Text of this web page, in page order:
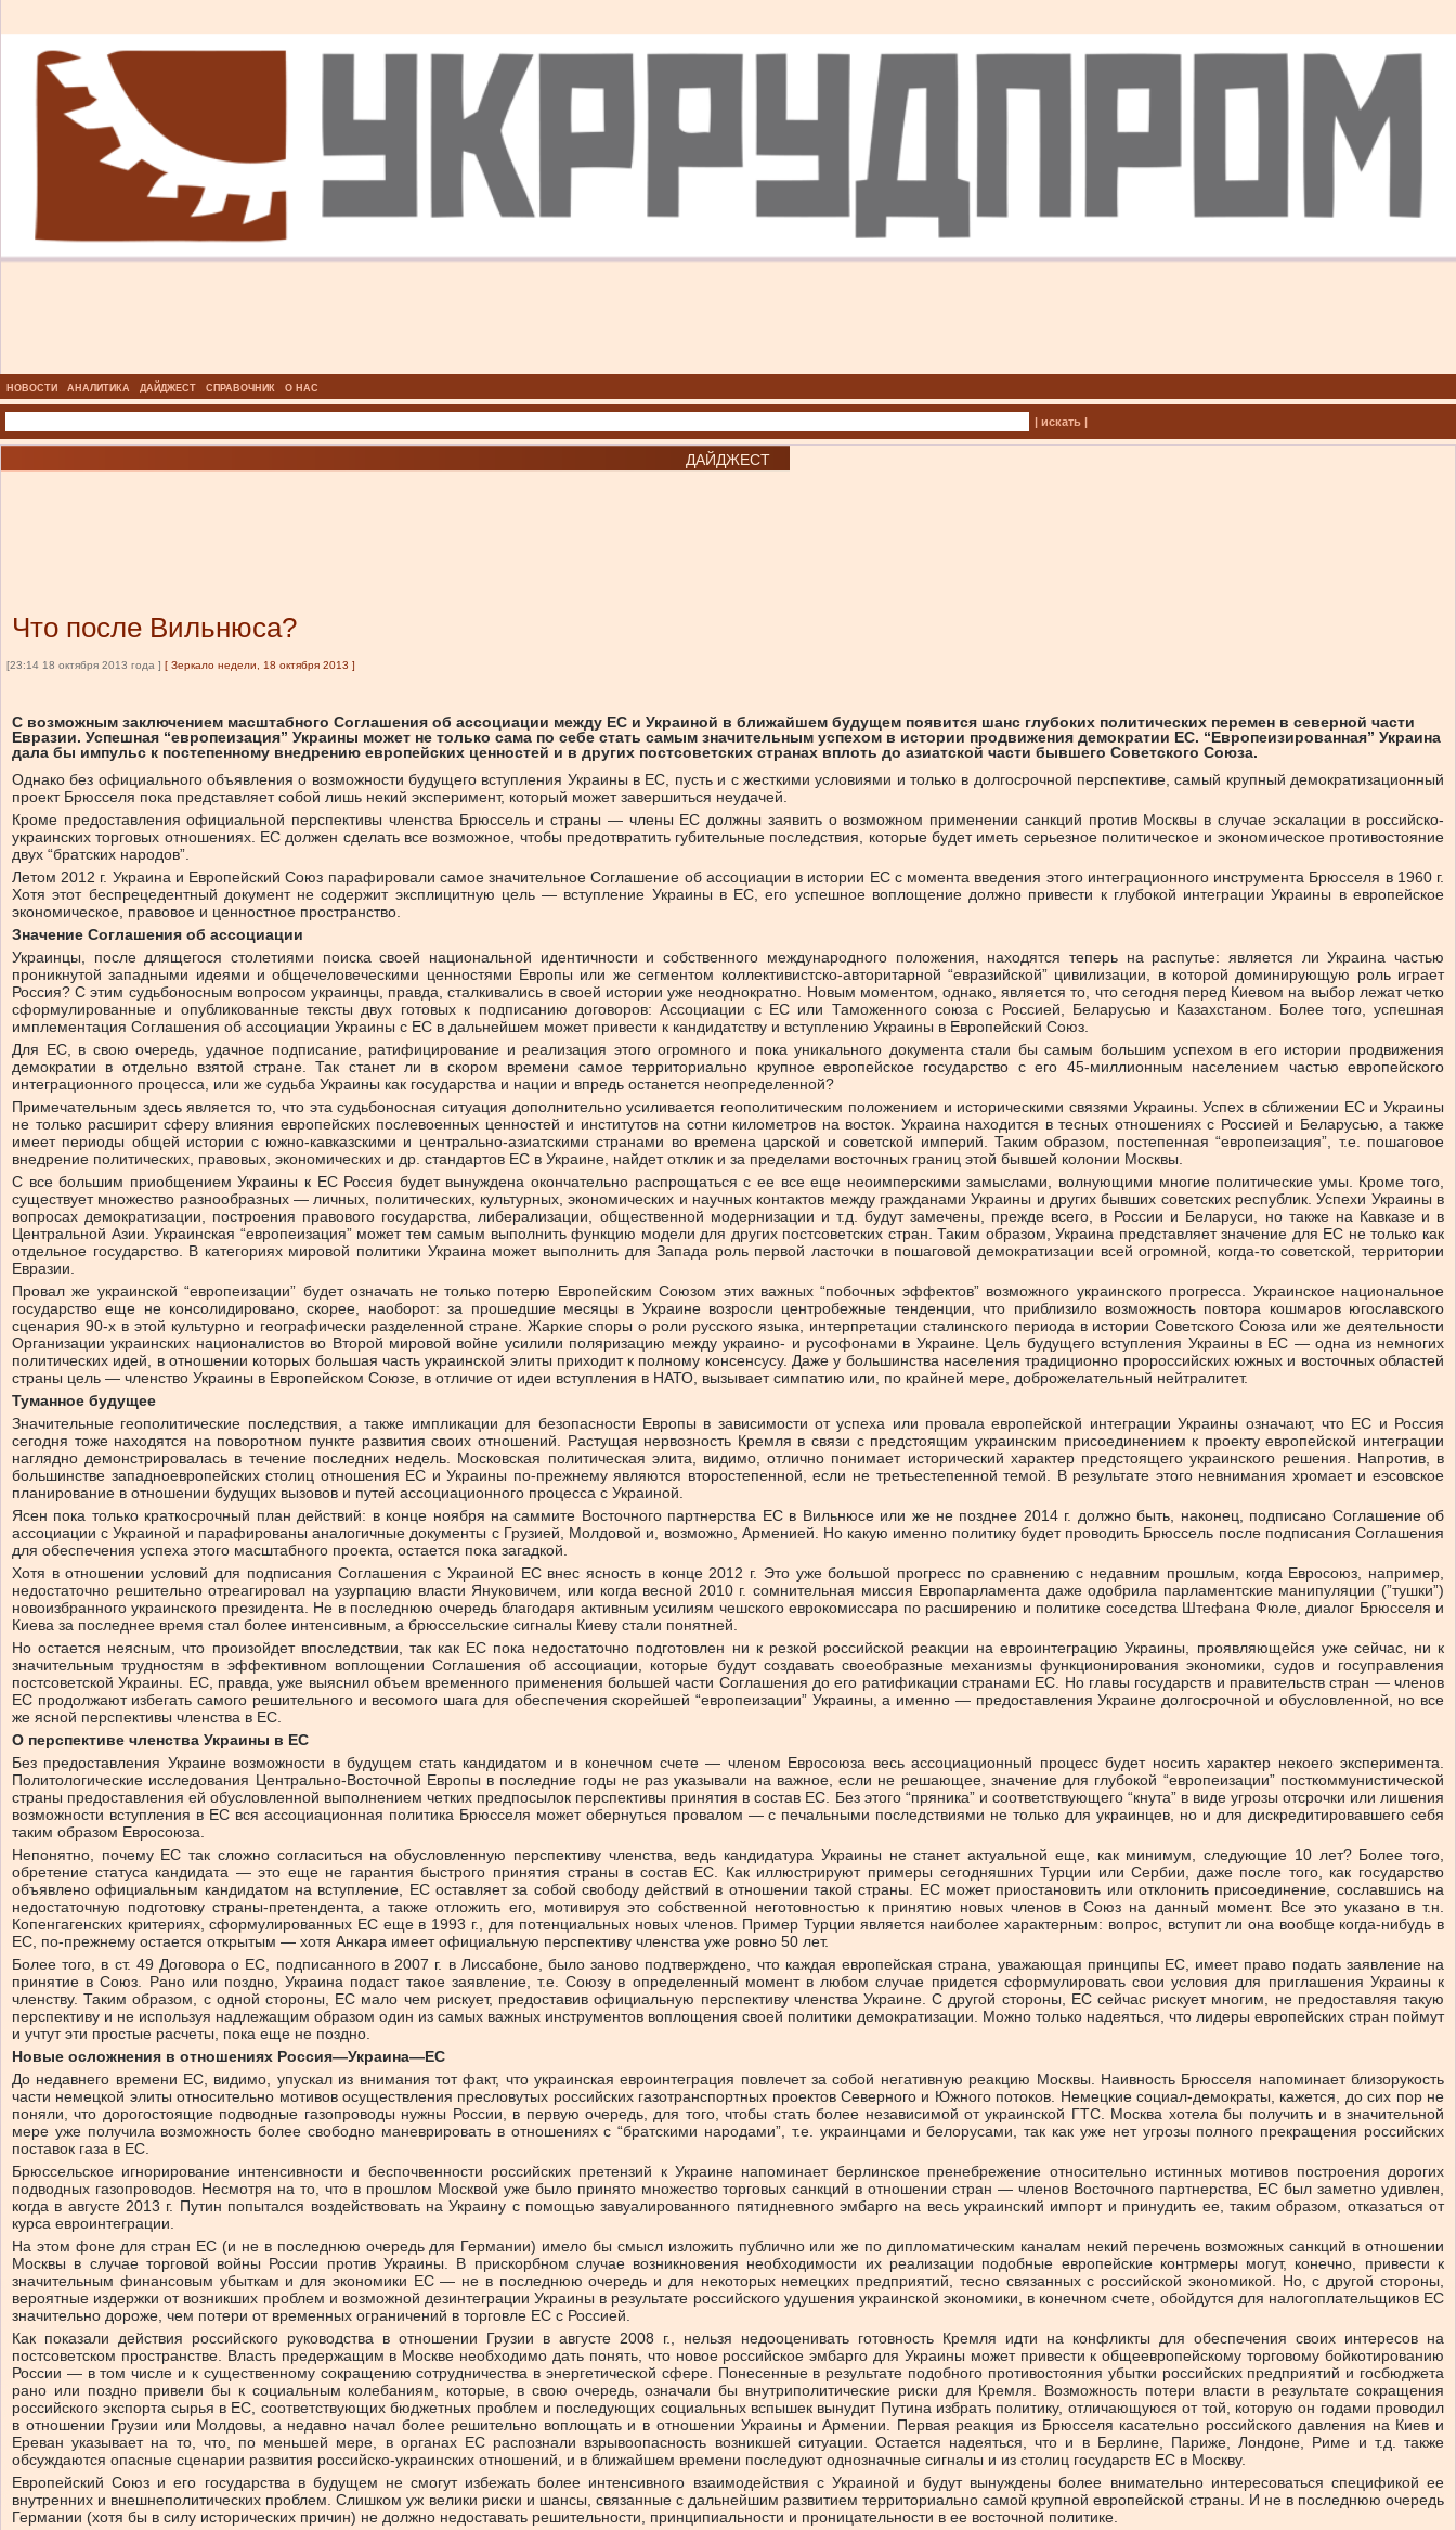
НОВОСТИ АНАЛИТИКА ДАЙДЖЕСТ СПРАВОЧНИК О НАС
| искать |
ДАЙДЖЕСТ
Что после Вильнюса?
[23:14 18 октября 2013 года ] [ Зеркало недели, 18 октября 2013 ]
С возможным заключением масштабного Соглашения об ассоциации между ЕС и Украиной в ближайшем будущем появится шанс глубоких политических перемен в северной части
Евразии. Успешная “европеизация” Украины может не только сама по себе стать самым значительным успехом в истории продвижения демократии ЕС. “Европеизированная” Украина
дала бы импульс к постепенному внедрению европейских ценностей и в других постсоветских странах вплоть до азиатской части бывшего Советского Союза.
Однако без официального объявления о возможности будущего вступления Украины в ЕС, пусть и с жесткими условиями и только в долгосрочной перспективе, самый крупный демократизационный
проект Брюсселя пока представляет собой лишь некий эксперимент, который может завершиться неудачей.
Кроме предоставления официальной перспективы членства Брюссель и страны — члены ЕС должны заявить о возможном применении санкций против Москвы в случае эскалации в российско-
украинских торговых отношениях. ЕС должен сделать все возможное, чтобы предотвратить губительные последствия, которые будет иметь серьезное политическое и экономическое противостояние
двух “братских народов”.
Летом 2012 г. Украина и Европейский Союз парафировали самое значительное Соглашение об ассоциации в истории ЕС с момента введения этого интеграционного инструмента Брюсселя в 1960 г.
Хотя этот беспрецедентный документ не содержит эксплицитную цель — вступление Украины в ЕС, его успешное воплощение должно привести к глубокой интеграции Украины в европейское
экономическое, правовое и ценностное пространство.
Значение Соглашения об ассоциации
Украинцы, после длящегося столетиями поиска своей национальной идентичности и собственного международного положения, находятся теперь на распутье: является ли Украина частью
проникнутой западными идеями и общечеловеческими ценностями Европы или же сегментом коллективистско-авторитарной “евразийской” цивилизации, в которой доминирующую роль играет
Россия? С этим судьбоносным вопросом украинцы, правда, сталкивались в своей истории уже неоднократно. Новым моментом, однако, является то, что сегодня перед Киевом на выбор лежат четко
сформулированные и опубликованные тексты двух готовых к подписанию договоров: Ассоциации с ЕС или Таможенного союза с Россией, Беларусью и Казахстаном. Более того, успешная
имплементация Соглашения об ассоциации Украины с ЕС в дальнейшем может привести к кандидатству и вступлению Украины в Европейский Союз.
Для ЕС, в свою очередь, удачное подписание, ратифицирование и реализация этого огромного и пока уникального документа стали бы самым большим успехом в его истории продвижения
демократии в отдельно взятой стране. Так станет ли в скором времени самое территориально крупное европейское государство с его 45-миллионным населением частью европейского
интеграционного процесса, или же судьба Украины как государства и нации и впредь останется неопределенной?
Примечательным здесь является то, что эта судьбоносная ситуация дополнительно усиливается геополитическим положением и историческими связями Украины. Успех в сближении ЕС и Украины
не только расширит сферу влияния европейских послевоенных ценностей и институтов на сотни километров на восток. Украина находится в тесных отношениях с Россией и Беларусью, а также
имеет периоды общей истории с южно-кавказскими и центрально-азиатскими странами во времена царской и советской империй. Таким образом, постепенная “европеизация”, т.е. пошаговое
внедрение политических, правовых, экономических и др. стандартов ЕС в Украине, найдет отклик и за пределами восточных границ этой бывшей колонии Москвы.
С все большим приобщением Украины к ЕС Россия будет вынуждена окончательно распрощаться с ее все еще неоимперскими замыслами, волнующими многие политические умы. Кроме того,
существует множество разнообразных — личных, политических, культурных, экономических и научных контактов между гражданами Украины и других бывших советских республик. Успехи Украины в
вопросах демократизации, построения правового государства, либерализации, общественной модернизации и т.д. будут замечены, прежде всего, в России и Беларуси, но также на Кавказе и в
Центральной Азии. Украинская “европеизация” может тем самым выполнить функцию модели для других постсоветских стран. Таким образом, Украина представляет значение для ЕС не только как
отдельное государство. В категориях мировой политики Украина может выполнить для Запада роль первой ласточки в пошаговой демократизации всей огромной, когда-то советской, территории
Евразии.
Провал же украинской “европеизации” будет означать не только потерю Европейским Союзом этих важных “побочных эффектов” возможного украинского прогресса. Украинское национальное
государство еще не консолидировано, скорее, наоборот: за прошедшие месяцы в Украине возросли центробежные тенденции, что приблизило возможность повтора кошмаров югославского
сценария 90-х в этой культурно и географически разделенной стране. Жаркие споры о роли русского языка, интерпретации сталинского периода в истории Советского Союза или же деятельности
Организации украинских националистов во Второй мировой войне усилили поляризацию между украино- и русофонами в Украине. Цель будущего вступления Украины в ЕС — одна из немногих
политических идей, в отношении которых большая часть украинской элиты приходит к полному консенсусу. Даже у большинства населения традиционно пророссийских южных и восточных областей
страны цель — членство Украины в Европейском Союзе, в отличие от идеи вступления в НАТО, вызывает симпатию или, по крайней мере, доброжелательный нейтралитет.
Туманное будущее
Значительные геополитические последствия, а также импликации для безопасности Европы в зависимости от успеха или провала европейской интеграции Украины означают, что ЕС и Россия
сегодня тоже находятся на поворотном пункте развития своих отношений. Растущая нервозность Кремля в связи с предстоящим украинским присоединением к проекту европейской интеграции
наглядно демонстрировалась в течение последних недель. Московская политическая элита, видимо, отлично понимает исторический характер предстоящего украинского решения. Напротив, в
большинстве западноевропейских столиц отношения ЕС и Украины по-прежнему являются второстепенной, если не третьестепенной темой. В результате этого невнимания хромает и еэсовское
планирование в отношении будущих вызовов и путей ассоциационного процесса с Украиной.
Ясен пока только краткосрочный план действий: в конце ноября на саммите Восточного партнерства ЕС в Вильнюсе или же не позднее 2014 г. должно быть, наконец, подписано Соглашение об
ассоциации с Украиной и парафированы аналогичные документы с Грузией, Молдовой и, возможно, Арменией. Но какую именно политику будет проводить Брюссель после подписания Соглашения
для обеспечения успеха этого масштабного проекта, остается пока загадкой.
Хотя в отношении условий для подписания Соглашения с Украиной ЕС внес ясность в конце 2012 г. Это уже большой прогресс по сравнению с недавним прошлым, когда Евросоюз, например,
недостаточно решительно отреагировал на узурпацию власти Януковичем, или когда весной 2010 г. сомнительная миссия Европарламента даже одобрила парламентские манипуляции (”тушки”)
новоизбранного украинского президента. Не в последнюю очередь благодаря активным усилиям чешского еврокомиссара по расширению и политике соседства Штефана Фюле, диалог Брюсселя и
Киева за последнее время стал более интенсивным, а брюссельские сигналы Киеву стали понятней.
Но остается неясным, что произойдет впоследствии, так как ЕС пока недостаточно подготовлен ни к резкой российской реакции на евроинтеграцию Украины, проявляющейся уже сейчас, ни к
значительным трудностям в эффективном воплощении Соглашения об ассоциации, которые будут создавать своеобразные механизмы функционирования экономики, судов и госуправления
постсоветской Украины. ЕС, правда, уже выяснил объем временного применения большей части Соглашения до его ратификации странами ЕС. Но главы государств и правительств стран — членов
ЕС продолжают избегать самого решительного и весомого шага для обеспечения скорейшей “европеизации” Украины, а именно — предоставления Украине долгосрочной и обусловленной, но все
же ясной перспективы членства в ЕС.
О перспективе членства Украины в ЕС
Без предоставления Украине возможности в будущем стать кандидатом и в конечном счете — членом Евросоюза весь ассоциационный процесс будет носить характер некоего эксперимента.
Политологические исследования Центрально-Восточной Европы в последние годы не раз указывали на важное, если не решающее, значение для глубокой “европеизации” посткоммунистической
страны предоставления ей обусловленной выполнением четких предпосылок перспективы принятия в состав ЕС. Без этого “пряника” и соответствующего “кнута” в виде угрозы отсрочки или лишения
возможности вступления в ЕС вся ассоциационная политика Брюсселя может обернуться провалом — с печальными последствиями не только для украинцев, но и для дискредитировавшего себя
таким образом Евросоюза.
Непонятно, почему ЕС так сложно согласиться на обусловленную перспективу членства, ведь кандидатура Украины не станет актуальной еще, как минимум, следующие 10 лет? Более того,
обретение статуса кандидата — это еще не гарантия быстрого принятия страны в состав ЕС. Как иллюстрируют примеры сегодняшних Турции или Сербии, даже после того, как государство
объявлено официальным кандидатом на вступление, ЕС оставляет за собой свободу действий в отношении такой страны. ЕС может приостановить или отклонить присоединение, сославшись на
недостаточную подготовку страны-претендента, а также отложить его, мотивируя это собственной неготовностью к принятию новых членов в Союз на данный момент. Все это указано в т.н.
Копенгагенских критериях, сформулированных ЕС еще в 1993 г., для потенциальных новых членов. Пример Турции является наиболее характерным: вопрос, вступит ли она вообще когда-нибудь в
ЕС, по-прежнему остается открытым — хотя Анкара имеет официальную перспективу членства уже ровно 50 лет.
Более того, в ст. 49 Договора о ЕС, подписанного в 2007 г. в Лиссабоне, было заново подтверждено, что каждая европейская страна, уважающая принципы ЕС, имеет право подать заявление на
принятие в Союз. Рано или поздно, Украина подаст такое заявление, т.е. Союзу в определенный момент в любом случае придется сформулировать свои условия для приглашения Украины к
членству. Таким образом, с одной стороны, ЕС мало чем рискует, предоставив официальную перспективу членства Украине. С другой стороны, ЕС сейчас рискует многим, не предоставляя такую
перспективу и не используя надлежащим образом один из самых важных инструментов воплощения своей политики демократизации. Можно только надеяться, что лидеры европейских стран поймут
и учтут эти простые расчеты, пока еще не поздно.
Новые осложнения в отношениях Россия—Украина—ЕС
До недавнего времени ЕС, видимо, упускал из внимания тот факт, что украинская евроинтеграция повлечет за собой негативную реакцию Москвы. Наивность Брюсселя напоминает близорукость
части немецкой элиты относительно мотивов осуществления пресловутых российских газотранспортных проектов Северного и Южного потоков. Немецкие социал-демократы, кажется, до сих пор не
поняли, что дорогостоящие подводные газопроводы нужны России, в первую очередь, для того, чтобы стать более независимой от украинской ГТС. Москва хотела бы получить и в значительной
мере уже получила возможность более свободно маневрировать в отношениях с “братскими народами”, т.е. украинцами и белорусами, так как уже нет угрозы полного прекращения российских
поставок газа в ЕС.
Брюссельское игнорирование интенсивности и беспочвенности российских претензий к Украине напоминает берлинское пренебрежение относительно истинных мотивов построения дорогих
подводных газопроводов. Несмотря на то, что в прошлом Москвой уже было принято множество торговых санкций в отношении стран — членов Восточного партнерства, ЕС был заметно удивлен,
когда в августе 2013 г. Путин попытался воздействовать на Украину с помощью завуалированного пятидневного эмбарго на весь украинский импорт и принудить ее, таким образом, отказаться от
курса евроинтеграции.
На этом фоне для стран ЕС (и не в последнюю очередь для Германии) имело бы смысл изложить публично или же по дипломатическим каналам некий перечень возможных санкций в отношении
Москвы в случае торговой войны России против Украины. В прискорбном случае возникновения необходимости их реализации подобные европейские контрмеры могут, конечно, привести к
значительным финансовым убыткам и для экономики ЕС — не в последнюю очередь и для некоторых немецких предприятий, тесно связанных с российской экономикой. Но, с другой стороны,
вероятные издержки от возникших проблем и возможной дезинтеграции Украины в результате российского удушения украинской экономики, в конечном счете, обойдутся для налогоплательщиков ЕС
значительно дороже, чем потери от временных ограничений в торговле ЕС с Россией.
Как показали действия российского руководства в отношении Грузии в августе 2008 г., нельзя недооценивать готовность Кремля идти на конфликты для обеспечения своих интересов на
постсоветском пространстве. Власть предержащим в Москве необходимо дать понять, что новое российское эмбарго для Украины может привести к общеевропейскому торговому бойкотированию
России — в том числе и к существенному сокращению сотрудничества в энергетической сфере. Понесенные в результате подобного противостояния убытки российских предприятий и госбюджета
рано или поздно привели бы к социальным колебаниям, которые, в свою очередь, означали бы внутриполитические риски для Кремля. Возможность потери власти в результате сокращения
российского экспорта сырья в ЕС, соответствующих бюджетных проблем и последующих социальных вспышек вынудит Путина избрать политику, отличающуюся от той, которую он годами проводил
в отношении Грузии или Молдовы, а недавно начал более решительно воплощать и в отношении Украины и Армении. Первая реакция из Брюсселя касательно российского давления на Киев и
Ереван указывает на то, что, по меньшей мере, в органах ЕС распознали взрывоопасность возникшей ситуации. Остается надеяться, что и в Берлине, Париже, Лондоне, Риме и т.д. также
обсуждаются опасные сценарии развития российско-украинских отношений, и в ближайшем времени последуют однозначные сигналы и из столиц государств ЕС в Москву.
Европейский Союз и его государства в будущем не смогут избежать более интенсивного взаимодействия с Украиной и будут вынуждены более внимательно интересоваться спецификой ее
внутренних и внешнеполитических проблем. Слишком уж велики риски и шансы, связанные с дальнейшим развитием территориально самой крупной европейской страны. И не в последнюю очередь
Германии (хотя бы в силу исторических причин) не должно недоставать решительности, принципиальности и проницательности в ее восточной политике.